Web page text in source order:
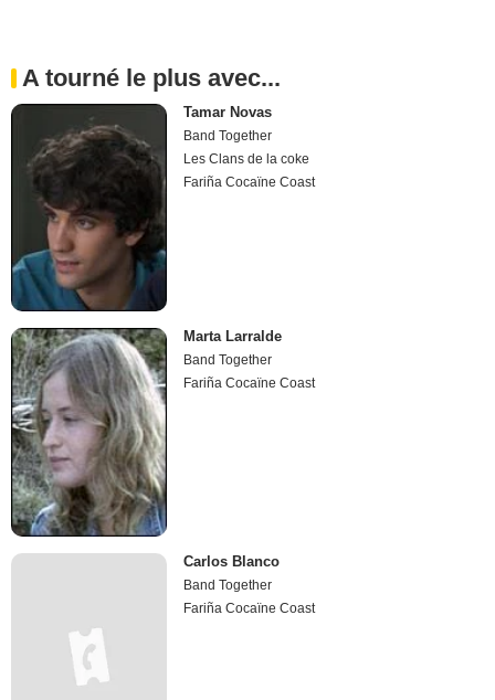
A tourné le plus avec...
Tamar Novas
Band Together
Les Clans de la coke
Fariña Cocaïne Coast
Marta Larralde
Band Together
Fariña Cocaïne Coast
Carlos Blanco
Band Together
Fariña Cocaïne Coast